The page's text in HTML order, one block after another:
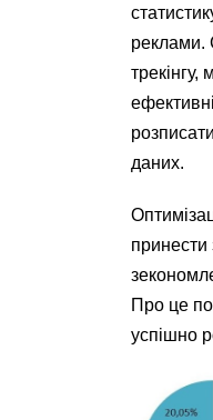
реклами.
даних.
принести
Про це
успішно